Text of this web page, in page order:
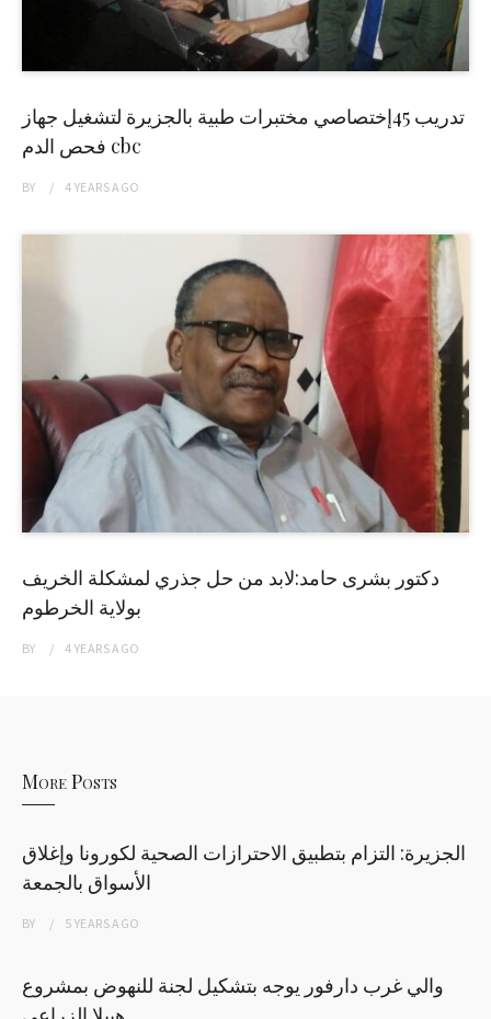
تدريب 45إختصاصي مختبرات طبية بالجزيرة لتشغيل جهاز
فحص الدم cbc
BY 4 YEARSAGO
دكتور بشرى حامد:لابد من حل جذري لمشكلة الخريف
بولاية الخرطوم
BY 4 YEARSAGO
More Posts
الجزيرة: التزام بتطبيق الاحترازات الصحية لكورونا وإغلاق
الأسواق بالجمعة
BY 5 YEARSAGO
والي غرب دارفور يوجه بتشكيل لجنة للنهوض بمشروع